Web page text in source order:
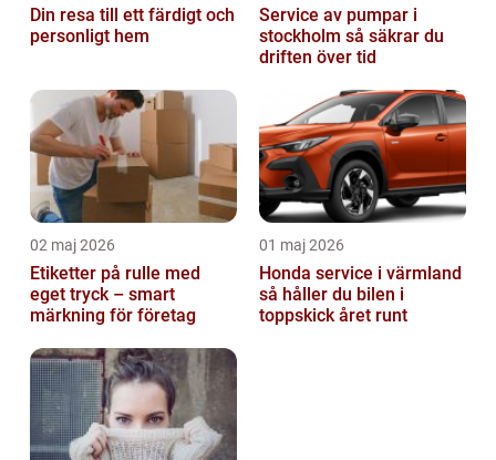
Din resa till ett färdigt och
personligt hem
Service av pumpar i
stockholm så säkrar du
driften över tid
02 maj 2026
Etiketter på rulle med
eget tryck – smart
märkning för företag
01 maj 2026
Honda service i värmland
så håller du bilen i
toppskick året runt